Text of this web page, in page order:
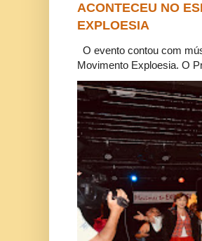
ACONTECEU NO
EXPLOESIA
O evento contou com
Movimento Exploesia. O